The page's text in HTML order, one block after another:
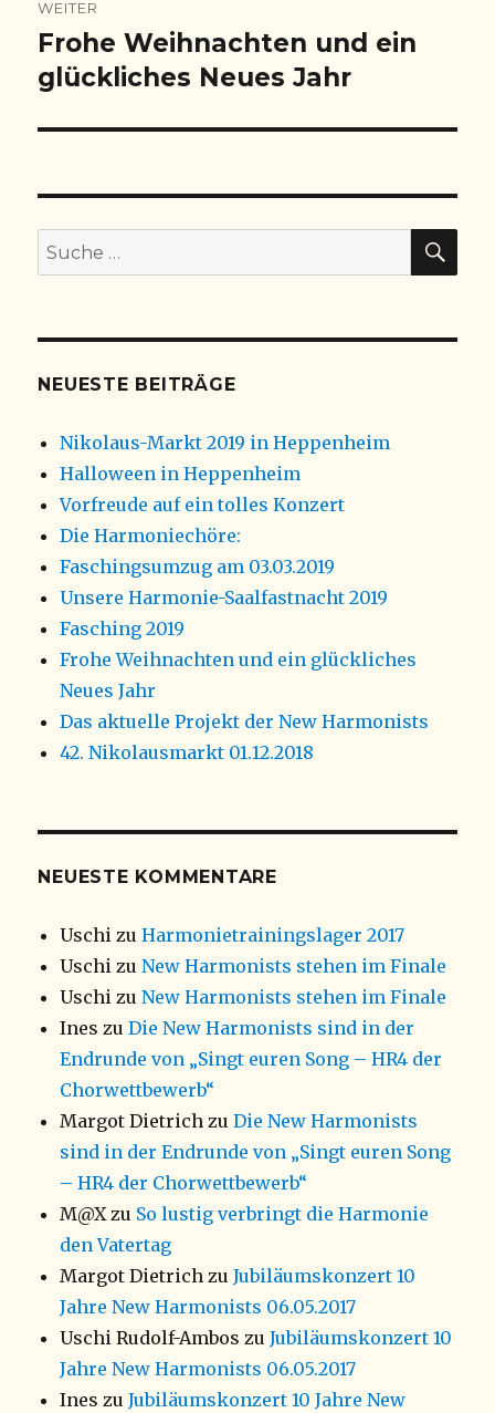
WEITER
Nächster
Beitrag:
Frohe Weihnachten und ein
glückliches Neues Jahr
Suche
nach:
NEUESTE BEITRÄGE
Nikolaus-Markt 2019 in Heppenheim
Halloween in Heppenheim
Vorfreude auf ein tolles Konzert
Die Harmoniechöre:
Faschingsumzug am 03.03.2019
Unsere Harmonie-Saalfastnacht 2019
Fasching 2019
Frohe Weihnachten und ein glückliches
Neues Jahr
Das aktuelle Projekt der New Harmonists
42. Nikolausmarkt 01.12.2018
NEUESTE KOMMENTARE
Uschi zuHarmonietrainingslager 2017
Uschi zuNew Harmonists stehen im Finale
Uschi zuNew Harmonists stehen im Finale
Ines zuDie New Harmonists sind in der
Endrunde von „Singt euren Song – HR4 der
Chorwettbewerb“
Margot Dietrich zuDie New Harmonists
sind in der Endrunde von „Singt euren Song
– HR4 der Chorwettbewerb“
M@Xzu So lustig verbringt die Harmonie
den Vatertag
Margot Dietrich zuJubiläumskonzert 10
Jahre New Harmonists 06.05.2017
Uschi Rudolf-Ambos zuJubiläumskonzert 10
Jahre New Harmonists 06.05.2017
Ines zuJubiläumskonzert 10 Jahre New